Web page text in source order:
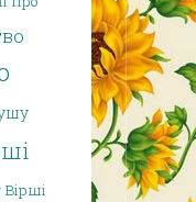
Вірші